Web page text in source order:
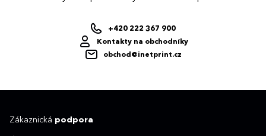
+420 222 367 900
Kontakty na obchodníky
obchod@inetprint.cz
Zákaznická podpora